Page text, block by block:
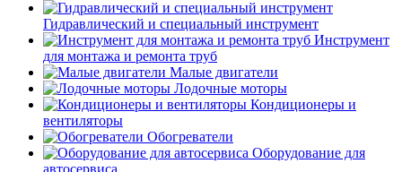
Гидравлический и специальный инструмент
Инструмент
для монтажа и ремонта труб
Малые двигатели
Лодочные моторы
Кондиционеры и
вентиляторы
Обогреватели
Оборудование для
автосервиса